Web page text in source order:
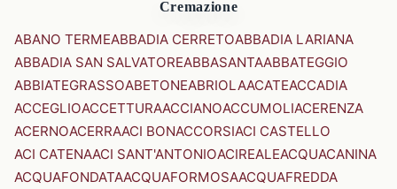
Cremazione
ABANO TERMEABBADIA CERRETOABBADIA LARIANA
ABBADIA SAN SALVATOREABBASANTAABBATEGGIO
ABBIATEGRASSOABETONEABRIOLAACATEACCADIA
ACCEGLIOACCETTURAACCIANOACCUMOLIACERENZA
ACERNOACERRAACI BONACCORSIACI CASTELLO
ACI CATENAACI SANT'ANTONIOACIREALEACQUACANINA
ACQUAFONDATAACQUAFORMOSAACQUAFREDDA